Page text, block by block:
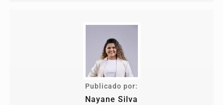
Publicado por:
Nayane Silva